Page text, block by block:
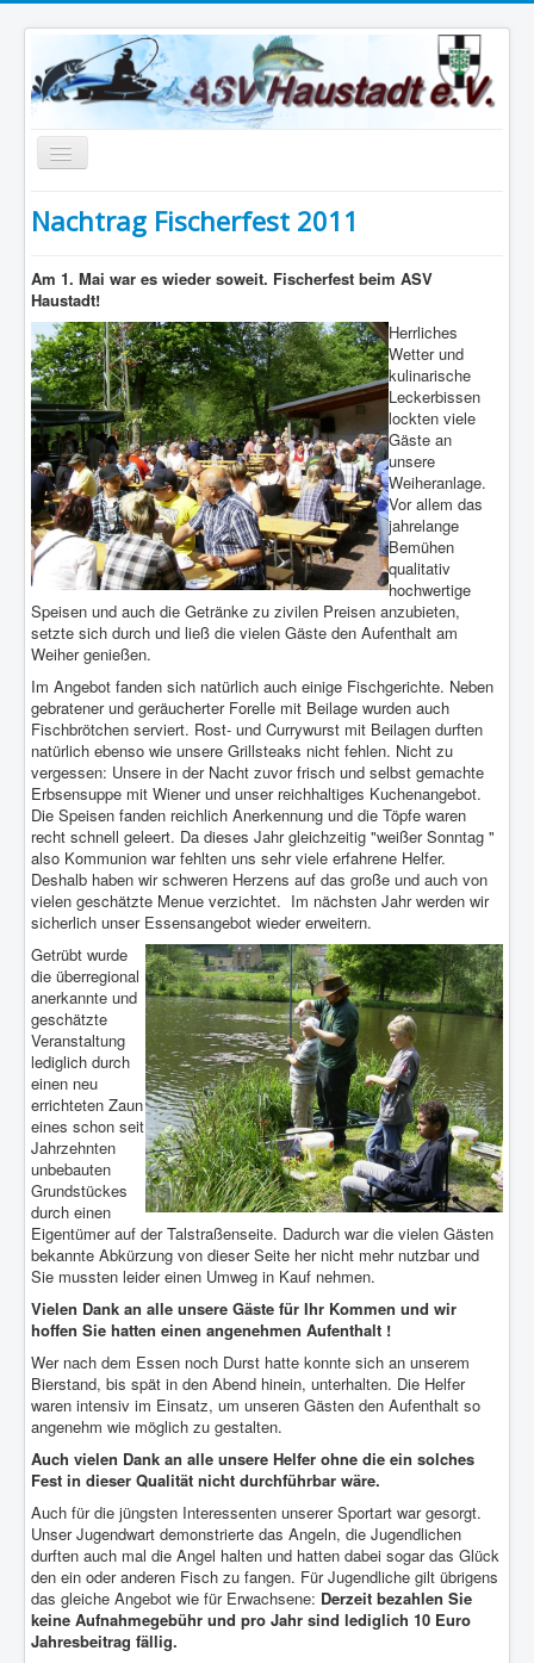
Navigation
Home
Datenschutzerklärung
Impressum
Nachtrag Fischerfest 2011
Am 1. Mai war es wieder soweit. Fischerfest beim ASV
Haustadt!
Herrliches
Wetter und
kulinarische
Leckerbissen
lockten viele
Gäste an
unsere
Weiheranlage.
Vor allem das
jahrelange
Bemühen
qualitativ
hochwertige
Speisen und auch die Getränke zu zivilen Preisen anzubieten,
setzte sich durch und ließ die vielen Gäste den Aufenthalt am
Weiher genießen.
Im Angebot fanden sich natürlich auch einige Fischgerichte. Neben
gebratener und geräucherter Forelle mit Beilage wurden auch
Fischbrötchen serviert. Rost- und Currywurst mit Beilagen durften
natürlich ebenso wie unsere Grillsteaks nicht fehlen. Nicht zu
vergessen: Unsere in der Nacht zuvor frisch und selbst gemachte
Erbsensuppe mit Wiener und unser reichhaltiges Kuchenangebot.
Die Speisen fanden reichlich Anerkennung und die Töpfe waren
recht schnell geleert. Da dieses Jahr gleichzeitig "weißer Sonntag "
also Kommunion war fehlten uns sehr viele erfahrene Helfer.
Deshalb haben wir schweren Herzens auf das große und auch von
vielen geschätzte Menue verzichtet. Im nächsten Jahr werden wir
sicherlich unser Essensangebot wieder erweitern.
Getrübt wurde
die überregional
anerkannte und
geschätzte
Veranstaltung
lediglich durch
einen neu
errichteten Zaun
eines schon seit
Jahrzehnten
unbebauten
Grundstückes
durch einen
Eigentümer auf der Talstraßenseite. Dadurch war die vielen Gästen
bekannte Abkürzung von dieser Seite her nicht mehr nutzbar und
Sie mussten leider einen Umweg in Kauf nehmen.
Vielen Dank an alle unsere Gäste für Ihr Kommen und wir
hoffen Sie hatten einen angenehmen Aufenthalt !
Wer nach dem Essen noch Durst hatte konnte sich an unserem
Bierstand, bis spät in den Abend hinein, unterhalten. Die Helfer
waren intensiv im Einsatz, um unseren Gästen den Aufenthalt so
angenehm wie möglich zu gestalten.
Auch vielen Dank an alle unsere Helfer ohne die ein solches
Fest in dieser Qualität nicht durchführbar wäre.
Auch für die jüngsten Interessenten unserer Sportart war gesorgt.
Unser Jugendwart demonstrierte das Angeln, die Jugendlichen
durften auch mal die Angel halten und hatten dabei sogar das Glück
den ein oder anderen Fisch zu fangen. Für Jugendliche gilt übrigens
das gleiche Angebot wie für Erwachsene: Derzeit bezahlen Sie
keine Aufnahmegebühr und pro Jahr sind lediglich 10 Euro
Jahresbeitrag fällig.